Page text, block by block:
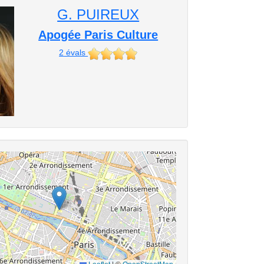
G. PUIREUX
Apogée Paris Culture
2 évals